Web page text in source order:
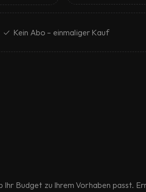
✓  Kein Abo – einmaliger Kauf
Budget zu Ihrem Vorhaben passt.